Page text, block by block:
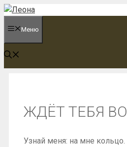
Перейти
содержимому
Меню
ЖДЁТ ТЕБЯ
Узнай меня: на мне кольцо.